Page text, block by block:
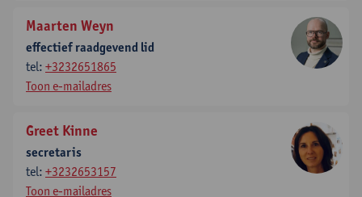
Maarten Weyn
effectief raadgevend lid
tel: +3232651865
Toon e-mailadres
Greet Kinne
secretaris
tel: +3232653157
Toon e-mailadres